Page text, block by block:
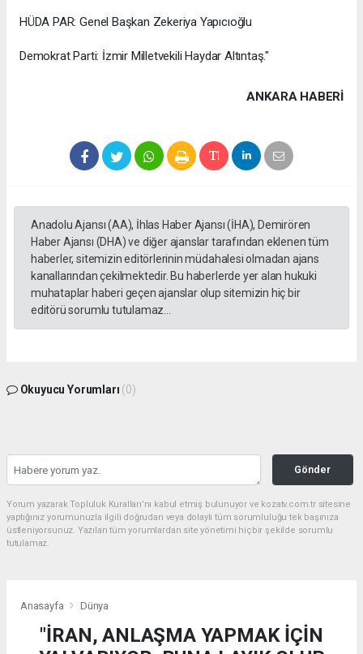
HÜDA PAR: Genel Başkan Zekeriya Yapıcıoğlu
Demokrat Parti: İzmir Milletvekili Haydar Altıntaş."
ANKARA HABERİ
Anadolu Ajansı (AA), İhlas Haber Ajansı (İHA), Demirören
Haber Ajansı (DHA) ve diğer ajanslar tarafından eklenen tüm
haberler, sitemizin editörlerinin müdahalesi olmadan ajans
kanallarından çekilmektedir. Bu haberlerde yer alan hukuki
muhataplar haberi geçen ajanslar olup sitemizin hiç bir
editörü sorumlu tutulamaz...
Okuyucu Yorumları (0)
Gönder
Yorum yazarak Topluluk Kuralları’nı kabul etmiş bulunuyor ve kozatv.com.tr sitesine
yaptığınız yorumunuzla ilgili doğrudan veya dolaylı tüm sorumluluğu tek başınıza
üstleniyorsunuz. Yazılan tüm yorumlardan site yönetimi hiçbir şekilde sorumlu
tutulamaz.
Anasayfa Dünya
"İRAN, ANLAŞMA YAPMAK İÇİN